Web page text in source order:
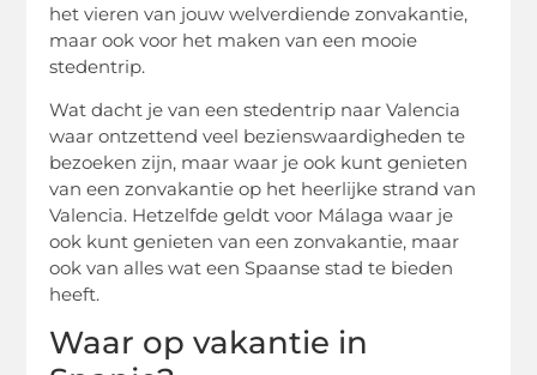
het vieren van jouw welverdiende zonvakantie,
maar ook voor het maken van een mooie
stedentrip.
Wat dacht je van een stedentrip naar Valencia
waar ontzettend veel bezienswaardigheden te
bezoeken zijn, maar waar je ook kunt genieten
van een zonvakantie op het heerlijke strand van
Valencia. Hetzelfde geldt voor Málaga waar je
ook kunt genieten van een zonvakantie, maar
ook van alles wat een Spaanse stad te bieden
heeft.
Waar op vakantie in